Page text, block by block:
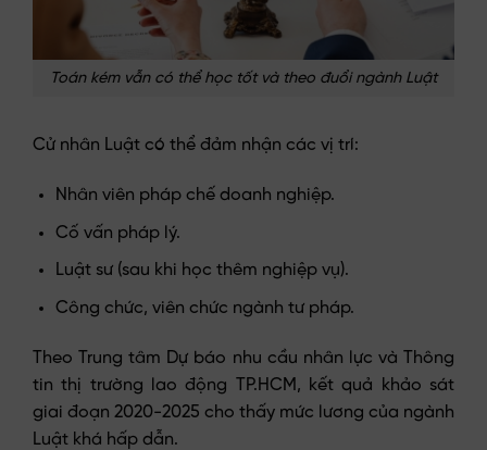
Toán kém vẫn có thể học tốt và theo đuổi ngành Luật
Cử nhân Luật có thể đảm nhận các vị trí:
Nhân viên pháp chế doanh nghiệp.
Cố vấn pháp lý.
Luật sư (sau khi học thêm nghiệp vụ).
Công chức, viên chức ngành tư pháp.
Theo Trung tâm Dự báo nhu cầu nhân lực và Thông
tin thị trường lao động TP.HCM, kết quả khảo sát
giai đoạn 2020-2025 cho thấy mức lương của ngành
Luật khá hấp dẫn.